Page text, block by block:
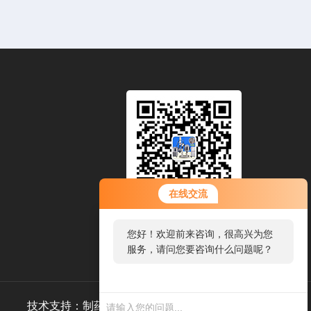
在线交流
您好！欢迎前来咨询，很高兴为您
服务，请问您要咨询什么问题呢？
扫一扫，添加微信
技术支持： 制药网 管理登录